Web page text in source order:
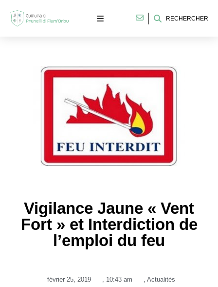
RECHERCHER
Vigilance Jaune « Vent
Fort » et Interdiction de
l’emploi du feu
février 25, 2019 , 10:43 am , Actualités